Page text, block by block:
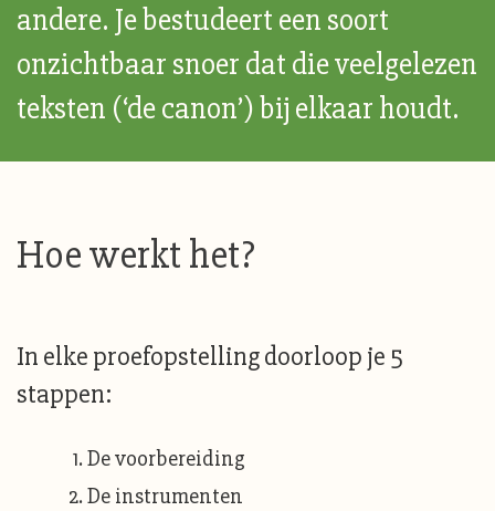
andere. Je bestudeert een soort
onzichtbaar snoer dat die veelgelezen
teksten (‘de canon’) bij elkaar houdt.
Hoe werkt het?
In elke proefopstelling doorloop je 5
stappen:
De voorbereiding
De instrumenten